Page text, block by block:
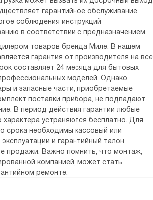
гарантийное обслуживание
соблюдения инструкций
в соответствии с предназначением.
товаров бренда Миле. В нашем
гарантия от производителя на все
составляет 24 месяца для бытовых
моделей. Однако
и запасные части, приобретаемые
поставки прибора, не подпадают
В период действия гарантии любые
устраняются бесплатно. Для
срока необходимы кассовый или
и гарантийный талон
продажи. Важно помнить, что монтаж,
компанией, может стать
ремонте.